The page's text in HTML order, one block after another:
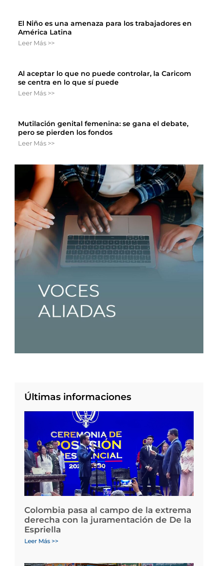
El Niño es una amenaza para los trabajadores en
América Latina
Leer Más >>
Al aceptar lo que no puede controlar, la Caricom
se centra en lo que sí puede
Leer Más >>
Mutilación genital femenina: se gana el debate,
pero se pierden los fondos
Leer Más >>
Últimas informaciones
Colombia pasa al campo de la extrema
derecha con la juramentación de De la
Espriella
Leer Más >>